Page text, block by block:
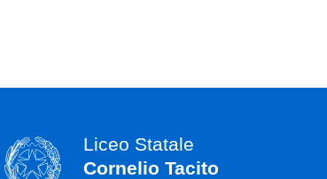
Liceo Statale
Cornelio Tacito